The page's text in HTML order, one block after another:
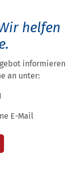
helfen
informieren
an unter:
E-Mail